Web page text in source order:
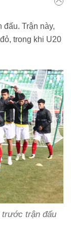
Trận này,
trong khi U20
trước trận đấu